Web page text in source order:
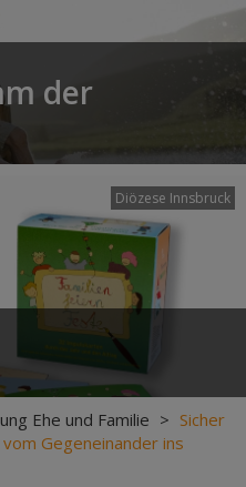
der
Diözese Innsbruck
Ehe und Familie > Sicher
Gegeneinander ins